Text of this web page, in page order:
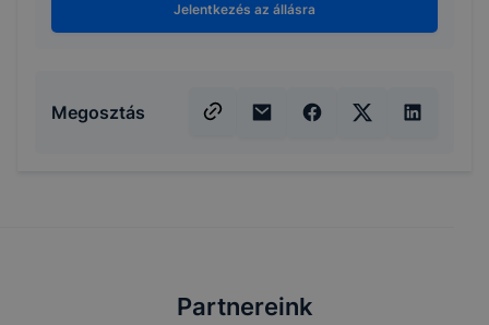
Jelentkezés az állásra
Megosztás
Partnereink